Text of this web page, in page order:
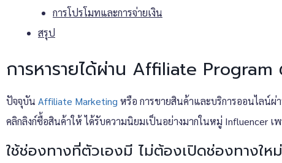
การโปรโมทและการจ่ายเงิน
สรุป
การหารายได้ผ่าน Affiliate Program
ปัจจุบัน Affiliate Marketing หรือ การขายสินค้าและบริการออนไลน์
คลิกลิงก์ซื้อสินค้าให้ ได้รับความนิยมเป็นอย่างมากในหมู่ Influencer เ
ใช้ช่องทางที่ตัวเองมี ไม่ต้องเปิดช่องทางใหม่